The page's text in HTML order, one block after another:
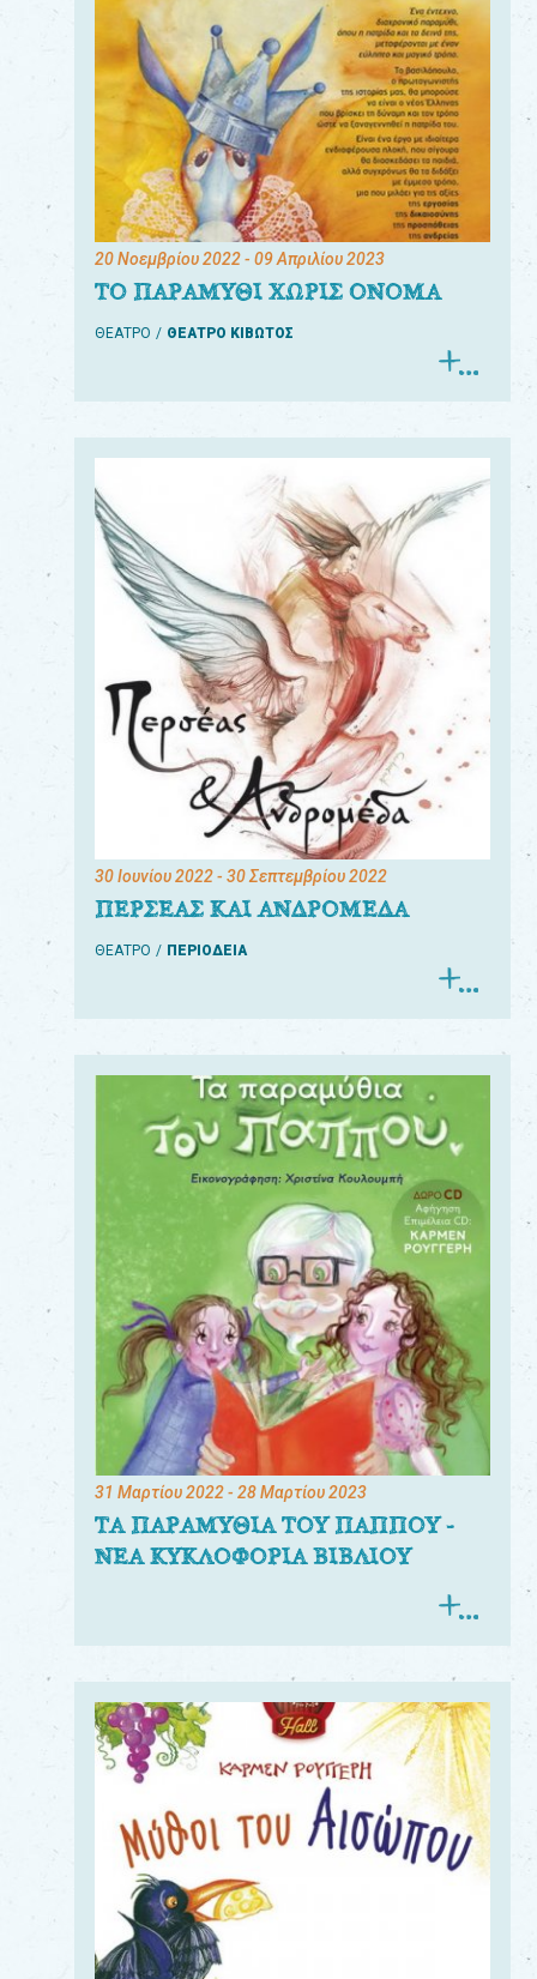
20 Νοεμβρίου 2022- 09 Απριλίου 2023
ΤΟ ΠΑΡΑΜΥΘΙ ΧΩΡΙΣ ΟΝΟΜΑ
ΘΕΑΤΡΟ ΘΕΑΤΡΟ ΚΙΒΩΤΟΣ
30 Ιουνίου 2022- 30 Σεπτεμβρίου 2022
ΠΕΡΣΕΑΣ ΚΑΙ ΑΝΔΡΟΜΕΔΑ
ΘΕΑΤΡΟ ΠΕΡΙΟΔΕΙΑ
31 Μαρτίου 2022- 28 Μαρτίου 2023
ΤΑ ΠΑΡΑΜΥΘΙΑ ΤΟΥ ΠΑΠΠΟΥ -
ΝΕΑ ΚΥΚΛΟΦΟΡΙΑ ΒΙΒΛΙΟΥ